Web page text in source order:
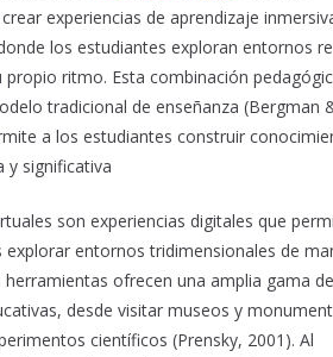
experiencias de aprendizaje
los estudiantes exploran entornos
propio ritmo. Esta combinación
tradicional de enseñanza (Bergman
a los estudiantes construir
y significativa
son experiencias digitales que
explorar entornos tridimensionales de
herramientas ofrecen una amplia gama de
desde visitar museos y
científicos (Prensky, 2001). Al